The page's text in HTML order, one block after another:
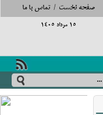
صفحه نخست / تماس با ما
15 مرداد 1405